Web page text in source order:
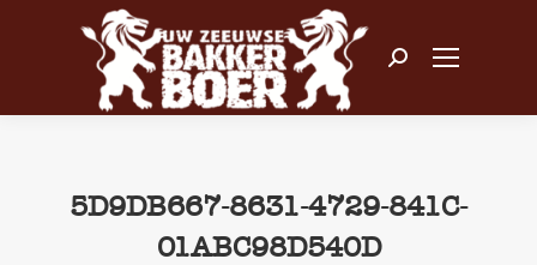
Zoeken:
5D9DB667-8631-4729-841C-
01ABC98D540D